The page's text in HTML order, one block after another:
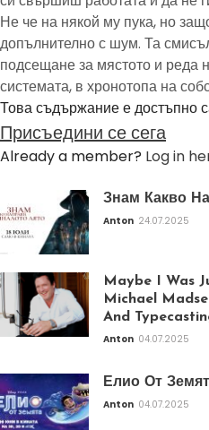
Не че на някой му пука, но
допълнително с шум. Та
подсещане за мястото и реда
системата, в хронотопа на
Това съдържание е достъпно
Присъедини се сега
Already a member? Log in
Знам Какво
Anton 24.07.2025
Maybe I Was
Michael
And
Anton 04.07.2025
Елио От
Anton 04.07.2025